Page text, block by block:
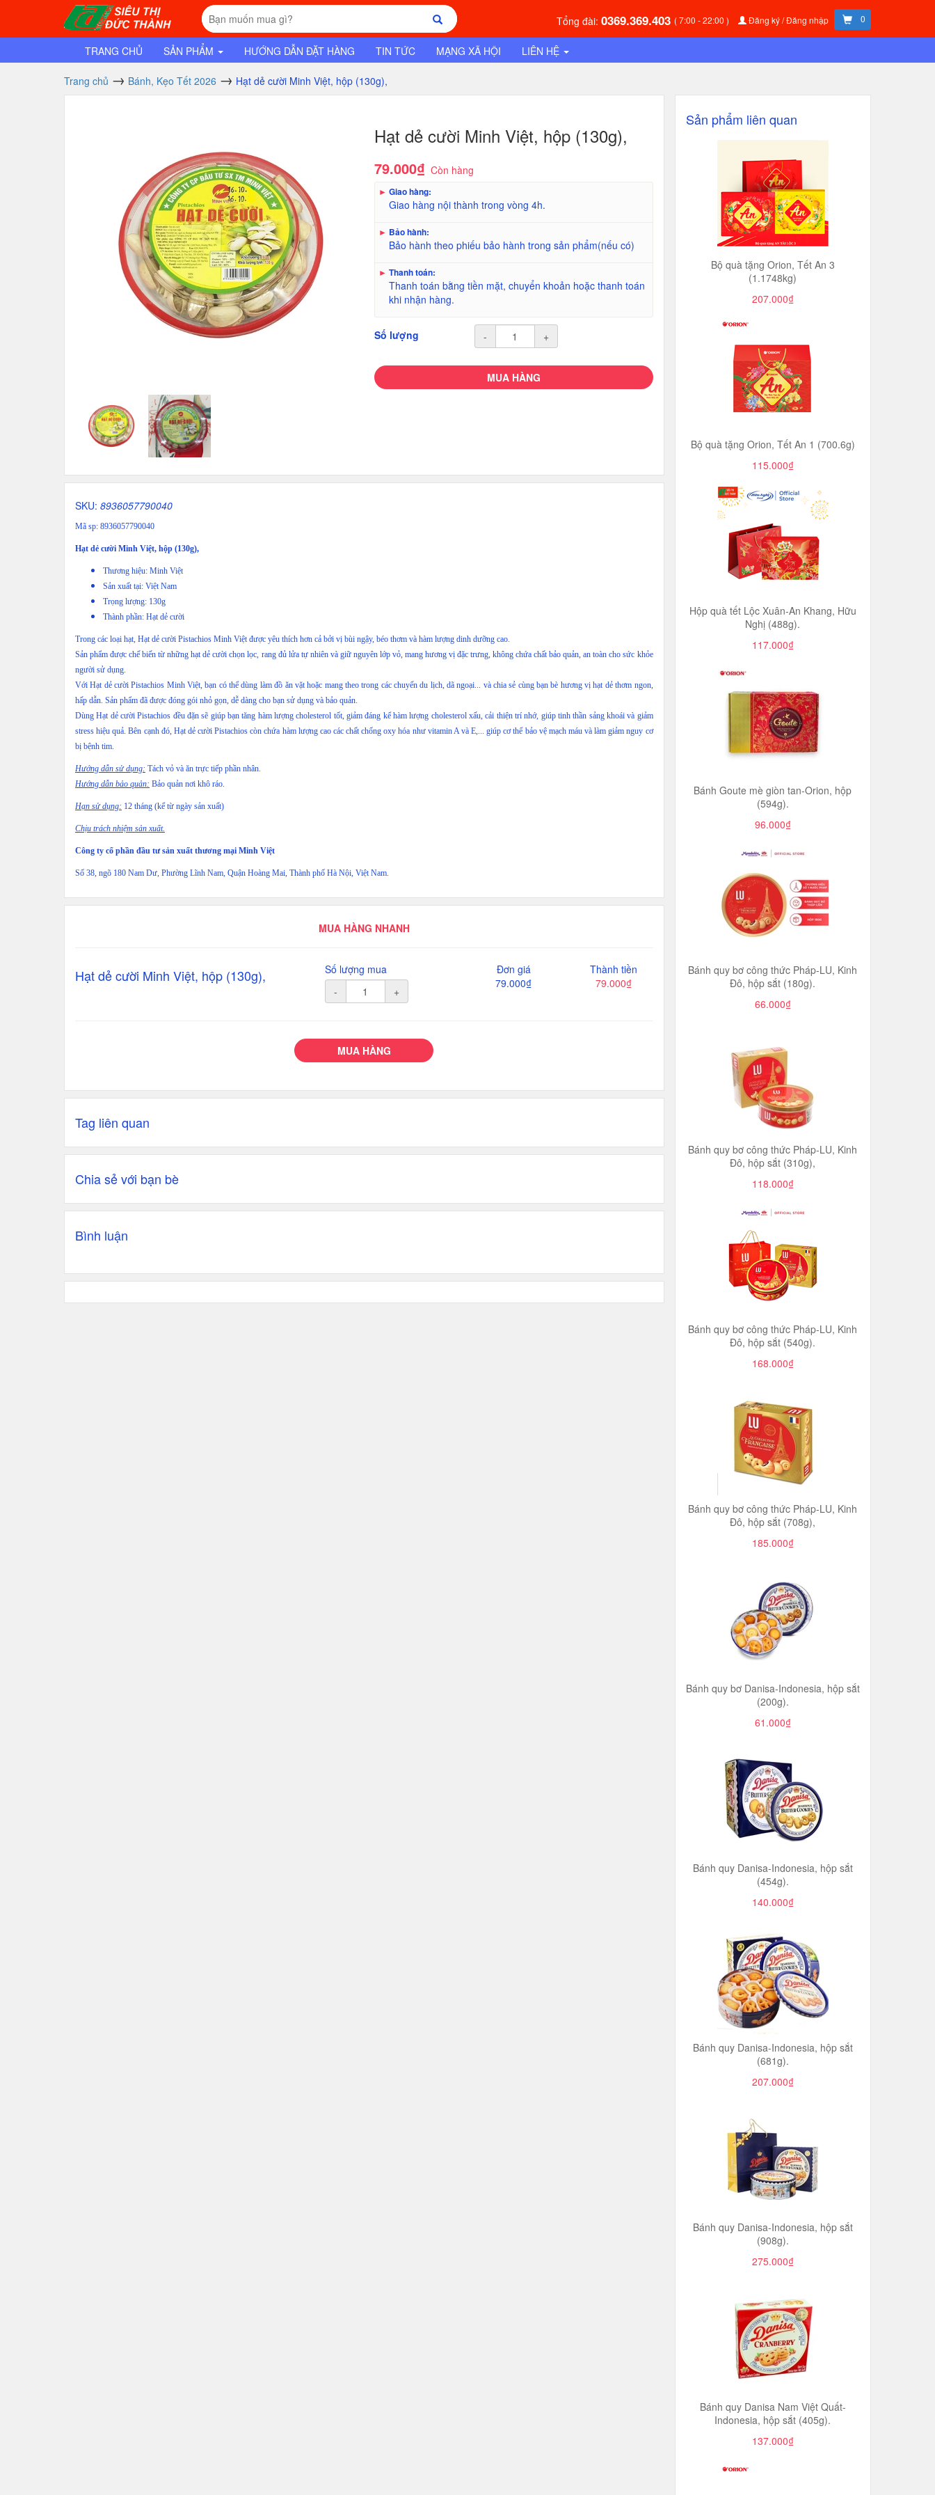
Tổng đài: 0369.369.403 ( 7:00 - 22:00 ) Đăng ký / Đăng nhập 0
TRANG CHỦ SẢN PHẨM HƯỚNG DẪN ĐẶT HÀNG TIN TỨC MẠNG XÃ HỘI LIÊN HỆ
Trang chủ Bánh, Kẹo Tết 2026 Hạt dẻ cười Minh Việt, hộp (130g),
Hạt dẻ cười Minh Việt, hộp (130g),
79.000₫ Còn hàng
► Giao hàng:
Giao hàng nội thành trong vòng 4h.
► Bảo hành:
Bảo hành theo phiếu bảo hành trong sản phẩm(nếu có)
► Thanh toán:
Thanh toán bằng tiền mặt, chuyển khoản hoặc thanh toán
khi nhận hàng.
Số lượng - +
MUA HÀNG
SKU: 8936057790040
Mã sp: 8936057790040
Hạt dẻ cười Minh Việt, hộp (130g),
Thương hiệu: Minh Việt
Sản xuất tại: Việt Nam
Trọng lượng: 130g
Thành phần: Hạt dẻ cười
Trong các loại hạt, Hạt dẻ cười Pistachios Minh Việt được yêu thích hơn cả bởi vị bùi ngậy, béo thơm và hàm lượng dinh dưỡng cao.
Sản phẩm được chế biến từ những hạt dẻ cười chọn lọc, rang đủ lửa tự nhiên và giữ nguyên lớp vỏ, mang hương vị đặc trưng, không chứa chất bảo quản, an toàn cho sức khỏe
người sử dụng.
Với Hạt dẻ cười Pistachios Minh Việt, bạn có thể dùng làm đồ ăn vặt hoặc mang theo trong các chuyến du lịch, dã ngoại... và chia sẻ cùng bạn bè hương vị hạt dẻ thơm ngon,
hấp dẫn. Sản phẩm đã được đóng gói nhỏ gọn, dễ dàng cho bạn sử dụng và bảo quản.
Dùng Hạt dẻ cười Pistachios đều đặn sẽ giúp bạn tăng hàm lượng cholesterol tốt, giảm đáng kể hàm lượng cholesterol xấu, cải thiện trí nhớ, giúp tinh thần sảng khoái và giảm
stress hiệu quả. Bên cạnh đó, Hạt dẻ cười Pistachios còn chứa hàm lượng cao các chất chống oxy hóa như vitamin A và E,... giúp cơ thể bảo vệ mạch máu và làm giảm nguy cơ
bị bệnh tim.
Hướng dẫn sử dụng: Tách vỏ và ăn trực tiếp phần nhân.
Hướng dẫn bảo quản: Bảo quản nơi khô ráo.
Hạn sử dụng: 12 tháng (kể từ ngày sản xuất)
Chịu trách nhiệm sản xuất.
Công ty cổ phần đầu tư sản xuất thương mại Minh Việt
Số 38, ngõ 180 Nam Dư, Phường Lĩnh Nam, Quận Hoàng Mai, Thành phố Hà Nội, Việt Nam.
MUA HÀNG NHANH
Hạt dẻ cười Minh Việt, hộp (130g),
Số lượng mua
-
+
Đơn giá
79.000₫
Thành tiền
79.000₫
MUA HÀNG
Tag liên quan
Chia sẻ với bạn bè
Bình luận
Sản phẩm liên quan
Bộ quà tặng Orion, Tết An 3
(1.1748kg)
207.000₫
Bộ quà tặng Orion, Tết An 1 (700.6g)
115.000₫
Hộp quà tết Lộc Xuân-An Khang, Hữu
Nghị (488g).
117.000₫
Bánh Goute mè giòn tan-Orion, hộp
(594g).
96.000₫
Bánh quy bơ công thức Pháp-LU, Kinh
Đô, hộp sắt (180g).
66.000₫
Bánh quy bơ công thức Pháp-LU, Kinh
Đô, hộp sắt (310g),
118.000₫
Bánh quy bơ công thức Pháp-LU, Kinh
Đô, hộp sắt (540g).
168.000₫
Bánh quy bơ công thức Pháp-LU, Kinh
Đô, hộp sắt (708g),
185.000₫
Bánh quy bơ Danisa-Indonesia, hộp sắt
(200g).
61.000₫
Bánh quy Danisa-Indonesia, hộp sắt
(454g).
140.000₫
Bánh quy Danisa-Indonesia, hộp sắt
(681g).
207.000₫
Bánh quy Danisa-Indonesia, hộp sắt
(908g).
275.000₫
Bánh quy Danisa Nam Việt Quất-
Indonesia, hộp sắt (405g).
137.000₫